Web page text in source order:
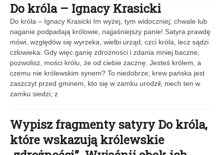
Do króla – Ignacy Krasicki
Do króla – Ignacy Krasicki Im wyżej, tym widoczniej; chwale lub
naganie podpadają królowie, najjaśniejszy panie! Satyra prawdę
mówi, względów się wyrzeka, wielbi urząd, czci króla, lecz sądzi
człowieka. Gdy więc ganię zdrożności i zdania mniej baczne,
pozwolisz, mości królu, że od ciebie zacznę. Jesteś królem, a
czemu nie królewskim synem? To niedobrze; krew pańska jest
zaszczyt przed gminem, kto się w zamku urodził, niech ten w
zamku siedzi; z
Wypisz fragmenty satyry Do króla,
które wskazują królewskie